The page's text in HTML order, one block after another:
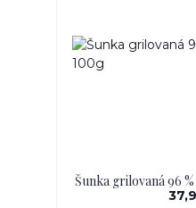
Šunka grilovaná 96